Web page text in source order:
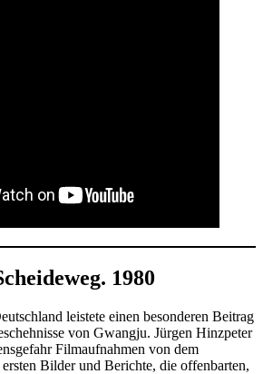
1980
leistete einen besonderen Beitrag
von Gwangju. Jürgen Hinzpeter
Filmaufnahmen von dem
Bilder und Berichte, die offenbarten,